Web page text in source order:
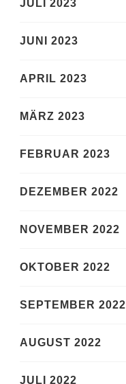
JULI 2023
JUNI 2023
APRIL 2023
MÄRZ 2023
FEBRUAR 2023
DEZEMBER 2022
NOVEMBER 2022
OKTOBER 2022
SEPTEMBER 2022
AUGUST 2022
JULI 2022